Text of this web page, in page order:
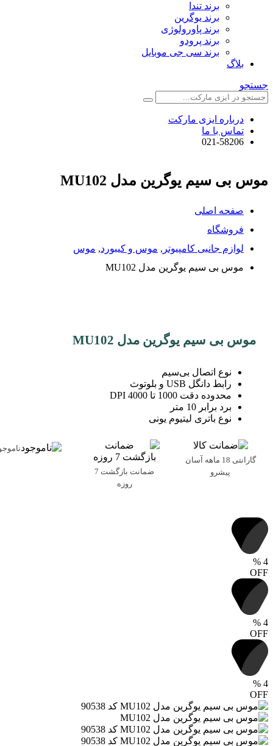
برند تندا
برند یوگرین
برند پاورولوژی
برند پرودو
برند سی جی موبایل
بلاگ
جستجو
درباره ایزی مارکت
تماس با ما
021-58206
موس بی سیم یوگرین مدل MU102
صفحه اصلی
فروشگاه
لوازم جانبی کامپیوتر , موس و کیبورد, موس
موس بی سیم یوگرین مدل MU102
موس بی سیم یوگرین مدل MU102
نوع اتصال بی‌سیم
رابط دانگل USB و بلوتوث
محدوده دقت 1000 تا 4000 DPI
برد برابر 10 متر
نوع باتری لیتیوم یونی
گارانتی 18 ماهه آسان
پیشرو
ضمانت بازگشت 7
روزه
4
%
OFF
4
%
OFF
4
%
OFF